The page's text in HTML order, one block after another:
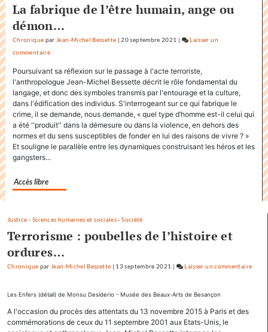
La fabrique de l’être humain, ange ou
démon…
Chronique par Jean-Michel Bessette |20 septembre 2021 |
Laisser un
commentaireon
le
titre
«
Factuel
»
dans
Poursuivant sa réflexion sur le passage à l'acte terroriste,
l'anthropologue Jean-Michel Bessette décrit le rôle fondamental du
langage, et donc des symboles transmis par l'entourage et la culture,
dans l'édification des individus. S'interrogeant sur ce qui fabrique le
crime, il se demande, nous demande, « quel type d’homme est-il celui qui
a été ''produit'' dans la démesure ou dans la violence, en dehors des
normes et du sens susceptibles de fonder en lui des raisons de vivre ? »
Et souligne le parallèle entre les dynamiques construisant les héros et les
gangsters...
Accès libre
Justice - Sciences humaines et sociales-Société
Terrorisme : poubelles de l’histoire et
ordures…
Chronique par Jean-Michel Bessette | 13 septembre 2021 | Laisser un commentaire
Les Enfers (détail) de Monsu Desiderio - Musée des Beaux-Arts de Besançon
A l'occasion du procès des attentats du 13 novembre 2015 à Paris et des
commémorations de ceux du 11 septembre 2001 aux Etats-Unis, le